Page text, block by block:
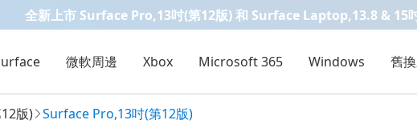
全新上市 Surface Pro,13吋(第12版) 和 Surface Laptop,13.8 & 15
微軟周邊 Xbox Microsoft 365 Windows 舊
版) Surface Pro,13吋(第12版)